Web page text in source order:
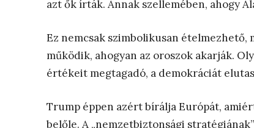
azt ők írták. Annak szellemében, ahogy
Ez nemcsak szimbolikusan
működik, ahogyan az oroszok akarják.
értékeit megtagadó, a demokráciát
Trump éppen azért bírálja Európát,
belőle. A „nemzetbiztonsági